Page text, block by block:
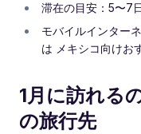
滞在の目安：5〜7
モバイルインター
は メキシコ向けお
1月に訪れる
の旅行先